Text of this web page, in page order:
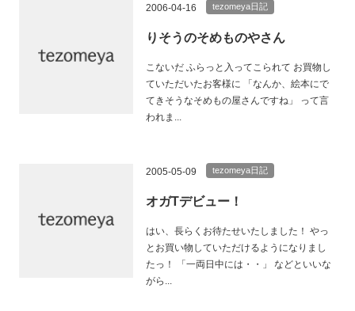
2006-04-16 tezomeya日記
りそうのそめものやさん
こないだ ふらっと入ってこられて お買物し
ていただいたお客様に 「なんか、絵本にで
てきそうなそめもの屋さんですね」 って言
われま...
2005-05-09 tezomeya日記
オガTデビュー！
はい、長らくお待たせいたしました！ やっ
とお買い物していただけるようになりまし
たっ！ 「一両日中には・・」 などといいな
がら...